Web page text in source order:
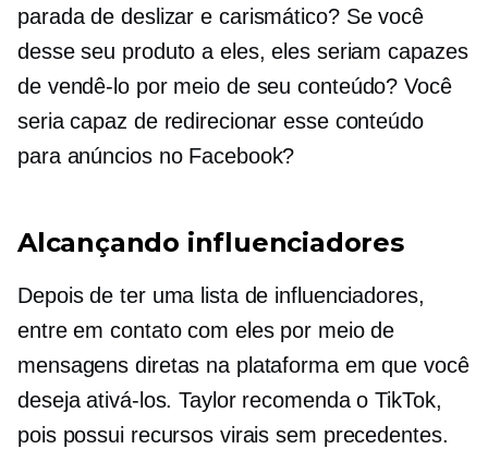
parada de deslizar e carismático? Se você
desse seu produto a eles, eles seriam capazes
de vendê-lo por meio de seu conteúdo? Você
seria capaz de redirecionar esse conteúdo
para anúncios no Facebook?
Alcançando influenciadores
Depois de ter uma lista de influenciadores,
entre em contato com eles por meio de
mensagens diretas na plataforma em que você
deseja ativá-los. Taylor recomenda o TikTok,
pois possui recursos virais sem precedentes.